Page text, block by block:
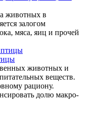
животных в
залогом
мяса, яиц и прочей
животных и
веществ.
рациону.
долю макро-